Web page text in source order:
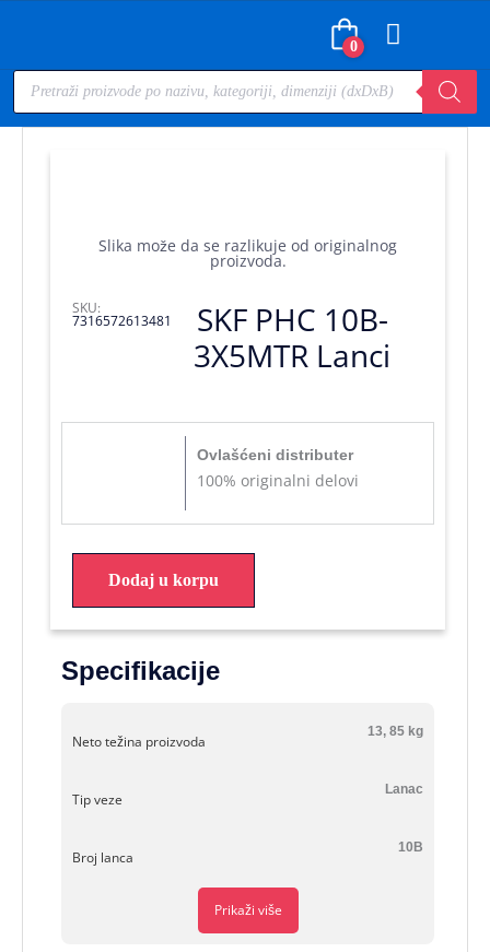
0
Slika može da se razlikuje od originalnog
proizvoda.
SKF PHC 10B-
3X5MTR Lanci
SKU:
7316572613481
Ovlašćeni distributer
100% originalni delovi
Dodaj u korpu
Specifikacije
Neto težina proizvoda
13, 85 kg
Tip veze
Lanac
Broj lanca
10B
Prikaži više